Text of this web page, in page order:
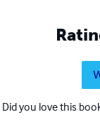
Did you love this